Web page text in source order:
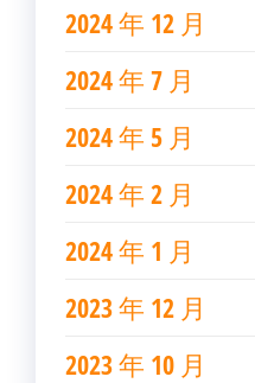
2024 年 12 月
2024 年 7 月
2024 年 5 月
2024 年 2 月
2024 年 1 月
2023 年 12 月
2023 年 10 月